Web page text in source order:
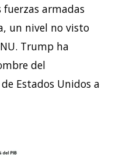
fuerzas armadas
un nivel no visto
Trump ha
del
Estados Unidos a